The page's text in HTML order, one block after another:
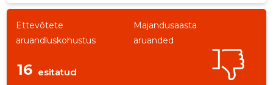
Ettevõtete
aruandluskohustus
Majandusaasta
aruanded
16 esitatud